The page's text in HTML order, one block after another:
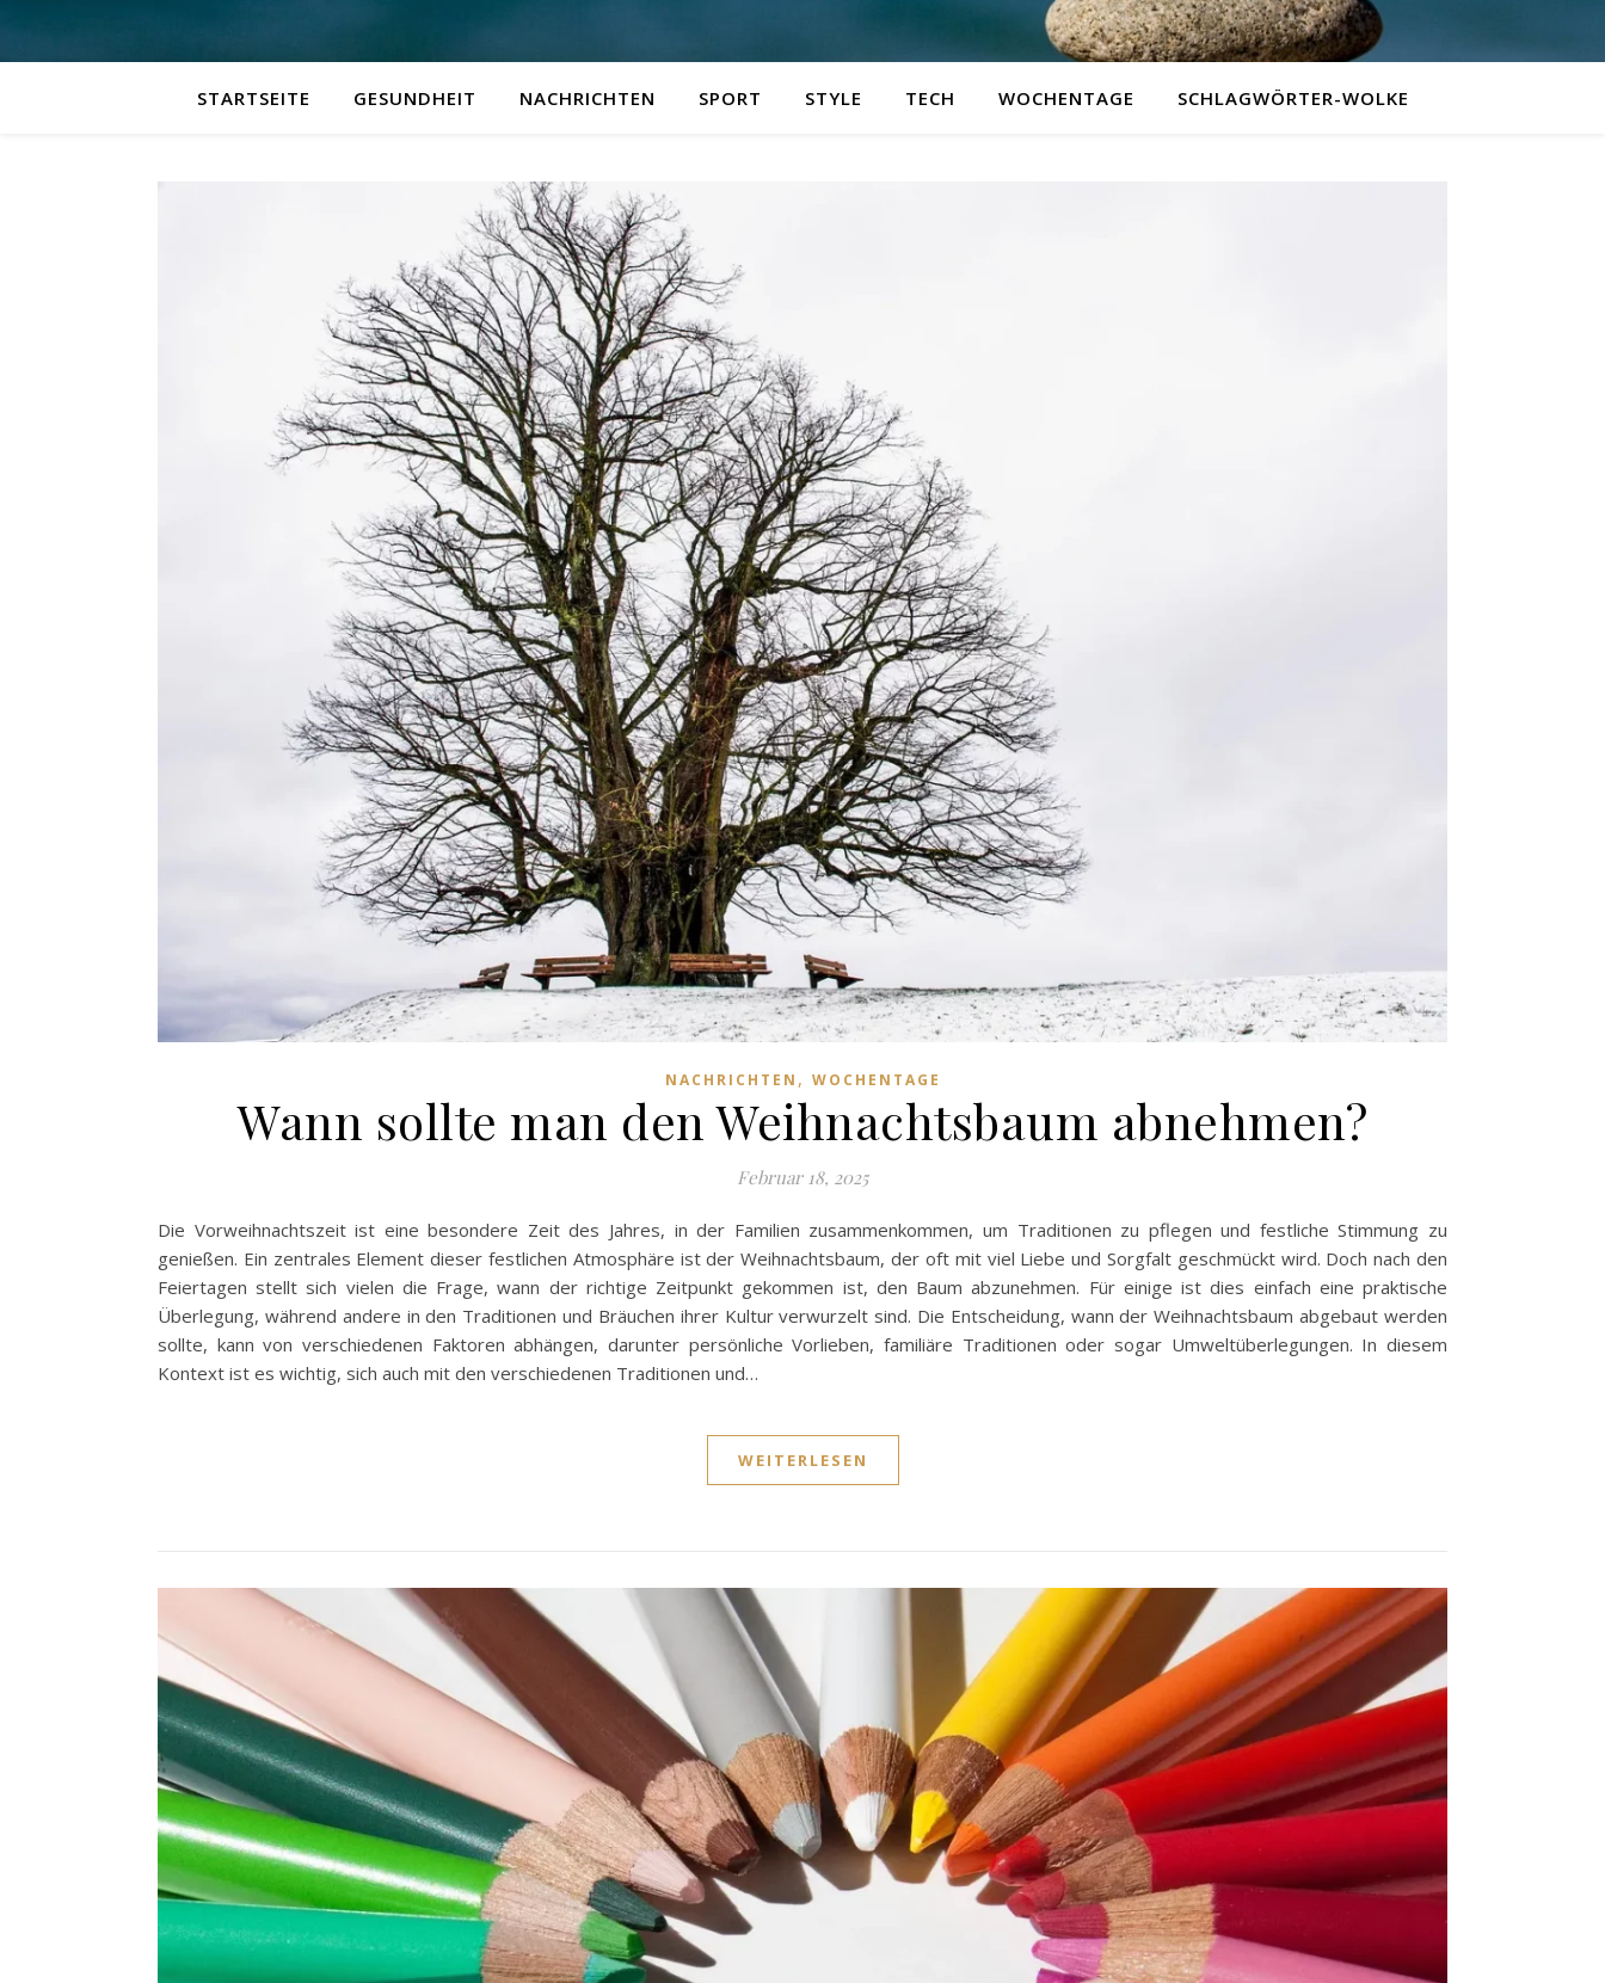
STARTSEITE GESUNDHEIT NACHRICHTEN SPORT STYLE TECH WOCHENTAGE SCHLAGWÖRTER-WOLKE
NACHRICHTEN , WOCHENTAGE
Wann sollte man den Weihnachtsbaum abnehmen?
Februar 18, 2025
Die Vorweihnachtszeit ist eine besondere Zeit des Jahres, in der Familien zusammenkommen, um Traditionen zu pflegen und festliche Stimmung zu
genießen. Ein zentrales Element dieser festlichen Atmosphäre ist der Weihnachtsbaum, der oft mit viel Liebe und Sorgfalt geschmückt wird. Doch nach den
Feiertagen stellt sich vielen die Frage, wann der richtige Zeitpunkt gekommen ist, den Baum abzunehmen. Für einige ist dies einfach eine praktische
Überlegung, während andere in den Traditionen und Bräuchen ihrer Kultur verwurzelt sind. Die Entscheidung, wann der Weihnachtsbaum abgebaut werden
sollte, kann von verschiedenen Faktoren abhängen, darunter persönliche Vorlieben, familiäre Traditionen oder sogar Umweltüberlegungen. In diesem
Kontext ist es wichtig, sich auch mit den verschiedenen Traditionen und…
WEITERLESEN